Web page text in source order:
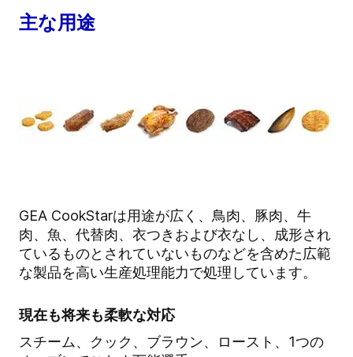
主な用途
GEA CookStarは用途が広く、鳥肉、豚肉、牛
肉、魚、代替肉、衣つきおよび衣なし、成形され
ているものとされていないものなどを含めた広範
な製品を高い生産処理能力で処理しています。
現在も将来も柔軟な対応
スチーム、クック、ブラウン、ロースト、1つの